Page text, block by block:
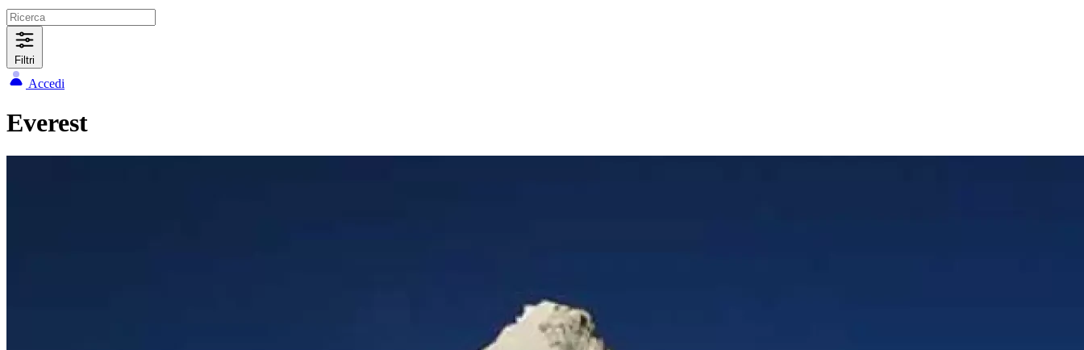
Filtri
Accedi
Everest